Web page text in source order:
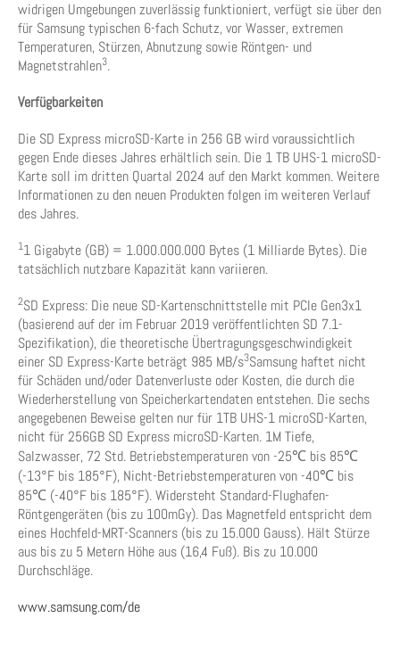
widrigen Umgebungen zuverlässig funktioniert, verfügt sie über den
für Samsung typischen 6-fach Schutz, vor Wasser, extremen
Temperaturen, Stürzen, Abnutzung sowie Röntgen- und
Magnetstrahlen3.
Verfügbarkeiten
Die SD Express microSD-Karte in 256 GB wird voraussichtlich
gegen Ende dieses Jahres erhältlich sein. Die 1 TB UHS-1 microSD-
Karte soll im dritten Quartal 2024 auf den Markt kommen. Weitere
Informationen zu den neuen Produkten folgen im weiteren Verlauf
des Jahres.
11 Gigabyte (GB) = 1.000.000.000 Bytes (1 Milliarde Bytes). Die
tatsächlich nutzbare Kapazität kann variieren.
2SD Express: Die neue SD-Kartenschnittstelle mit PCIe Gen3x1
(basierend auf der im Februar 2019 veröffentlichten SD 7.1-
Spezifikation), die theoretische Übertragungsgeschwindigkeit
einer SD Express-Karte beträgt 985 MB/s3Samsung haftet nicht
für Schäden und/oder Datenverluste oder Kosten, die durch die
Wiederherstellung von Speicherkartendaten entstehen. Die sechs
angegebenen Beweise gelten nur für 1TB UHS-1 microSD-Karten,
nicht für 256GB SD Express microSD-Karten. 1M Tiefe,
Salzwasser, 72 Std. Betriebstemperaturen von -25℃ bis 85℃
(-13°F bis 185°F), Nicht-Betriebstemperaturen von -40℃ bis
85℃ (-40°F bis 185°F). Widersteht Standard-Flughafen-
Röntgengeräten (bis zu 100mGy). Das Magnetfeld entspricht dem
eines Hochfeld-MRT-Scanners (bis zu 15.000 Gauss). Hält Stürze
aus bis zu 5 Metern Höhe aus (16,4 Fuß). Bis zu 10.000
Durchschläge.
www.samsung.com/de